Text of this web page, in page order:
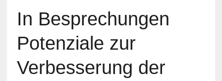
In Besprechungen
Potenziale zur
Verbesserung der